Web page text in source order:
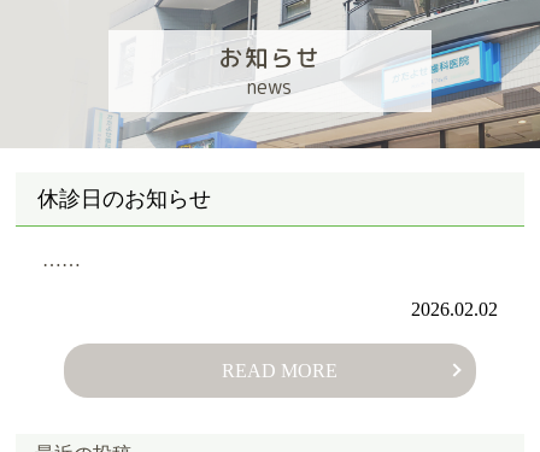
お知らせ
news
休診日のお知らせ
……
2026.02.02
READ MORE